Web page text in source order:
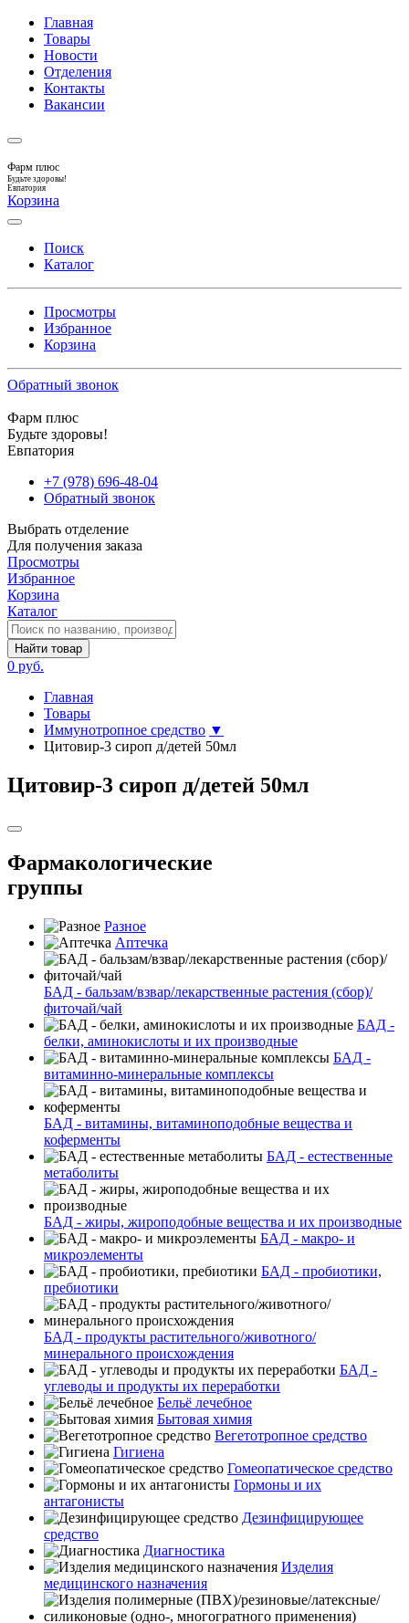
Главная
Товары
Новости
Отделения
Контакты
Вакансии
Фарм плюс
Будьте здоровы!
Евпатория
Корзина
Поиск
Каталог
Просмотры
Избранное
Корзина
Обратный звонок
Фарм плюс
Будьте здоровы!
Евпатория
+7 (978) 696-48-04
Обратный звонок
Выбрать отделение
Для получения заказа
Просмотры
Избранное
Корзина
Каталог
Найти товар
0 руб.
Главная
Товары
Иммунотропное средство ▼
Цитовир-3 сироп д/детей 50мл
Цитовир-3 сироп д/детей 50мл
Фармакологические
группы
Разное
Аптечка
БАД - бальзам/взвар/лекарственные растения (сбор)/
фиточай/чай
БАД -
белки, аминокислоты и их производные
БАД -
витаминно-минеральные комплексы
БАД - витамины, витаминоподобные вещества и
коферменты
БАД - естественные
метаболиты
БАД - жиры, жироподобные вещества и их производные
БАД - макро- и
микроэлементы
БАД - пробиотики,
пребиотики
БАД - продукты растительного/животного/
минерального происхождения
БАД -
углеводы и продукты их переработки
Бельё лечебное
Бытовая химия
Вегетотропное средство
Гигиена
Гомеопатическое средство
Гормоны и их
антагонисты
Дезинфицирующее
средство
Диагностика
Изделия
медицинского назначения